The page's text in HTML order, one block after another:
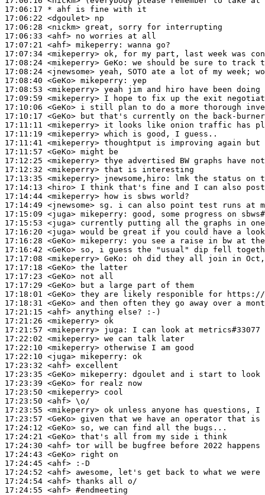
17:06:17 * ahf
is fine with it
17:06:22 <dgoulet>
17:06:28 <nickm>
17:06:33 <ahf>
17:07:21 <ahf> mikeperry:
17:07:34 <mikeperry>
17:08:24 <mikeperry> GeKo:
17:08:24 <jnewsome>
17:08:40 <GeKo> mikeperry:
17:08:53 <mikeperry>
17:09:59 <mikeperry>
17:10:06 <GeKo>
17:10:17 <GeKo>
17:11:11 <mikeperry>
17:11:19 <mikeperry>
17:11:41 <mikeperry>
17:11:57 <GeKo>
17:12:25 <mikeperry>
17:12:32 <mikeperry>
17:13:35 <mikeperry> jnewsome,hiro:
17:14:13 <hiro>
17:14:44 <mikeperry>
17:14:49 <jnewsome>
17:15:09 <juga> mikeperry:
17:15:53 <juga>
17:16:20 <juga>
17:16:28 <GeKo> mikeperry:
17:16:42 <GeKo>
17:17:08 <mikeperry> GeKo:
17:17:18 <GeKo>
17:17:23 <GeKo>
17:17:29 <GeKo>
17:18:01 <GeKo>
17:18:31 <GeKo>
17:21:15 <ahf>
17:21:26 <mikeperry>
17:21:57 <mikeperry> juga:
17:22:02 <mikeperry>
17:22:10 <mikeperry>
17:22:10 <juga> mikeperry:
17:23:32 <ahf>
17:23:35 <GeKo> mikeperry:
17:23:39 <GeKo>
17:23:50 <mikeperry>
17:23:50 <ahf>
17:23:55 <mikeperry>
17:23:57 <GeKo>
17:24:12 <GeKo>
17:24:21 <GeKo>
17:24:30 <ahf>
17:24:43 <GeKo>
17:24:45 <ahf>
17:24:52 <ahf>
17:24:54 <ahf>
17:24:55 <ahf> #endmeeting